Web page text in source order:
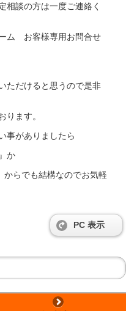
談の方は一度ご連絡く
ム お客様専用お問合せ
ただけると思うので是非
ります。
事がありましたら
か
からでも結構なのでお気軽
PC 表示